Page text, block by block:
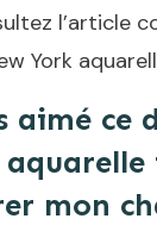
l’article
York
aimé ce
aquarelle
mon